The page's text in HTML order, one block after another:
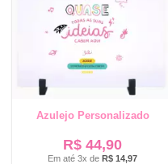
Azulejo Personalizado
R$ 44,90
Em até 3x de R$ 14,97